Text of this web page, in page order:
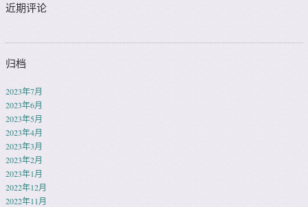
近期评论
归档
2023年7月
2023年6月
2023年5月
2023年4月
2023年3月
2023年2月
2023年1月
2022年12月
2022年11月